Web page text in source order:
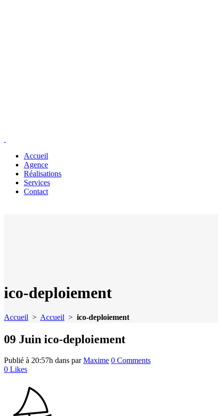
Accueil
Agence
Réalisations
Services
Contact
ico-deploiement
Accueil > Accueil > ico-deploiement
09 Juin ico-deploiement
Publié à 20:57h dans parMaxime 0 Comments
0 Likes